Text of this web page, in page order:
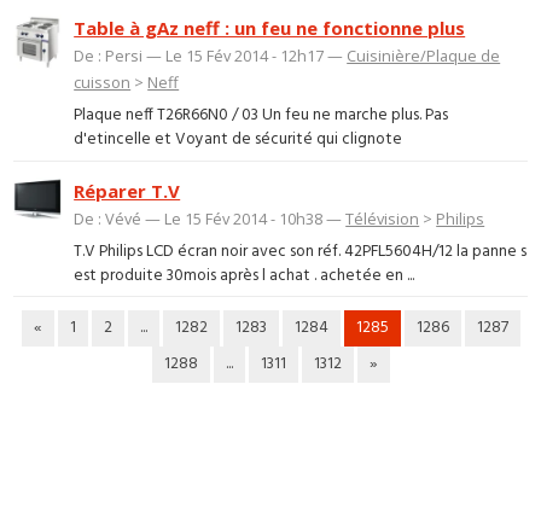
Table à gAz neff : un feu ne fonctionne plus
De : Persi — Le 15 Fév 2014 - 12h17 — Cuisinière/Plaque de
cuisson > Neff
Plaque neff T26R66N0 / 03 Un feu ne marche plus. Pas
d'etincelle et Voyant de sécurité qui clignote
Réparer T.V
De : Vévé — Le 15 Fév 2014 - 10h38 —Télévision > Philips
T.V Philips LCD écran noir avec son réf. 42PFL5604H/12 la panne s
est produite 30mois après l achat . achetée en ...
« 1 2 ... 1282 1283 1284 1285 1286
1287
1288
... 1311 1312 »